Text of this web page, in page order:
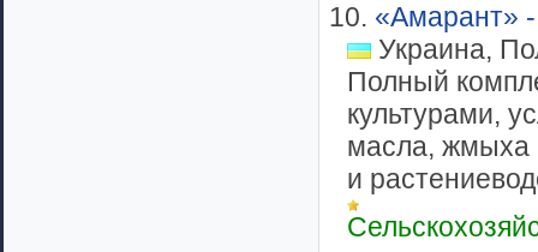
10. «Амарант»
Украина,
Полный
культурами,
масла, жмыха
и